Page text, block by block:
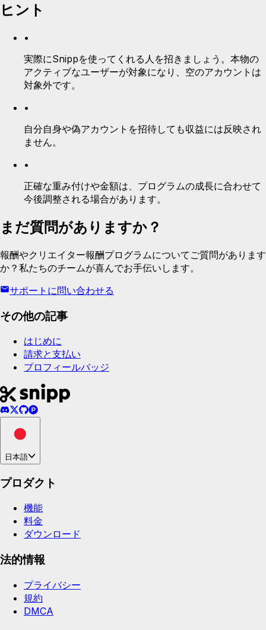
ヒント
•
実際にSnippを使ってくれる人を招きましょう。本物の
アクティブなユーザーが対象になり、空のアカウントは
対象外です。
•
自分自身や偽アカウントを招待しても収益には反映され
ません。
•
正確な重み付けや金額は、プログラムの成長に合わせて
今後調整される場合があります。
まだ質問がありますか？
報酬やクリエイター報酬プログラムについてご質問があります
か？私たちのチームが喜んでお手伝いします。
サポートに問い合わせる
その他の記事
はじめに
請求と支払い
プロフィールバッジ
日本語
プロダクト
機能
料金
ダウンロード
法的情報
プライバシー
規約
DMCA